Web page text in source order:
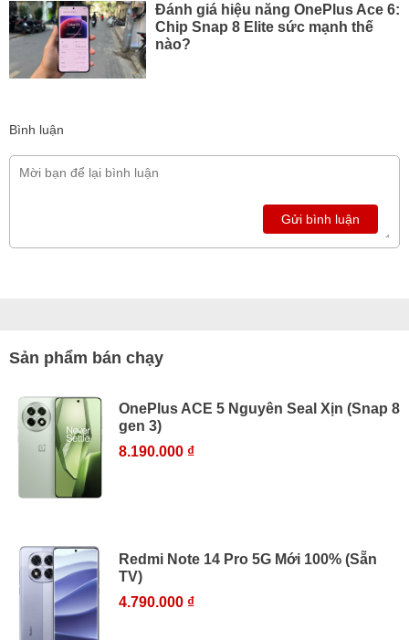
Đánh giá hiệu năng OnePlus Ace 6:
Chip Snap 8 Elite sức mạnh thế
nào?
Bình luận
Gửi bình luận
Sản phẩm bán chạy
OnePlus ACE 5 Nguyên Seal Xịn (Snap 8
gen 3)
8.190.000 ₫
Redmi Note 14 Pro 5G Mới 100% (Sẵn
TV)
4.790.000 ₫